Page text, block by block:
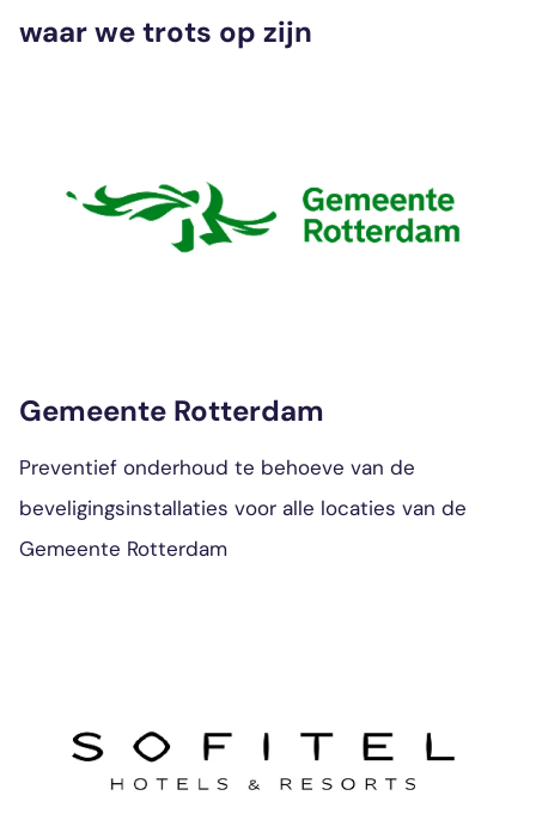
waar we trots op zijn
Gemeente Rotterdam
Preventief onderhoud te behoeve van de
beveligingsinstallaties voor alle locaties van de
Gemeente Rotterdam